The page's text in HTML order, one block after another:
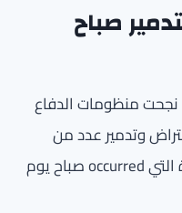
صباح
نجحت منظومات الدفاع
وتدمير عدد من
الاعتداءات الجوية الإيرانية الغادرة التي occurred صباح يوم